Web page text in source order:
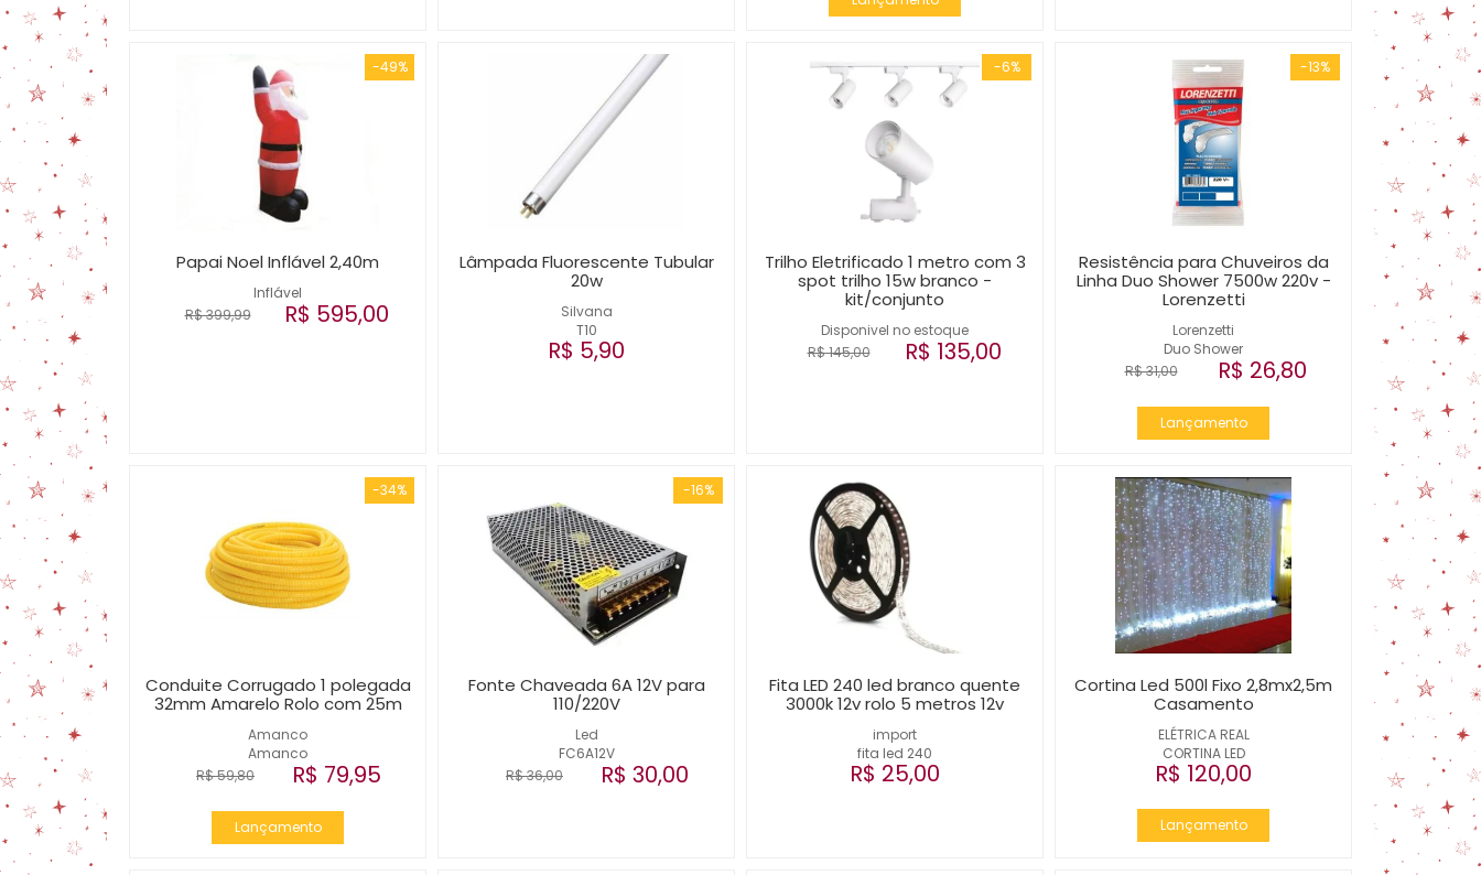
-49%
Inflável
Papai Noel Inflável 2,40m
R$ 399,99 R$ 595,00
Silvana
T10
Lâmpada Fluorescente Tubular
20w
R$ 5,90
-6%
Disponivel no estoque
Trilho Eletrificado 1 metro com 3
spot trilho 15w branco -
kit/conjunto
R$ 145,00 R$ 135,00
-13%
Lorenzetti
Duo Shower
Resistência para Chuveiros da
Linha Duo Shower 7500w 220v -
Lorenzetti
R$ 31,00 R$ 26,80
Lançamento
-34%
Amanco
Amanco
Conduite Corrugado 1 polegada
32mm Amarelo Rolo com 25m
R$ 59,80 R$ 79,95
Lançamento
-16%
Led
FC6A12V
Fonte Chaveada 6A 12V para
110/220V
R$ 36,00 R$ 30,00
import
fita led 240
Fita LED 240 led branco quente
3000k 12v rolo 5 metros 12v
R$ 25,00
ELÉTRICA REAL
CORTINA LED
Cortina Led 500l Fixo 2,8mx2,5m
Casamento
R$ 120,00
Lançamento